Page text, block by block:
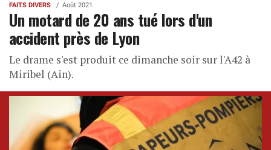
FAITS DIVERS Août 2021
Un motard de 20 ans tué lors d'un
accident près de Lyon
Le drame s'est produit ce dimanche soir sur l'A42 à
Miribel (Ain).